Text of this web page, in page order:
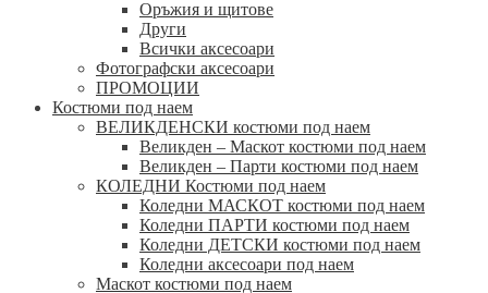
Оръжия и щитове
Други
Всички аксесоари
Фотографски аксесоари
ПРОМОЦИИ
Костюми под наем
ВЕЛИКДЕНСКИ костюми под наем
Великден – Маскот костюми под наем
Великден – Парти костюми под наем
КОЛЕДНИ Костюми под наем
Коледни МАСКОТ костюми под наем
Коледни ПАРТИ костюми под наем
Коледни ДЕТСКИ костюми под наем
Коледни аксесоари под наем
Маскот костюми под наем